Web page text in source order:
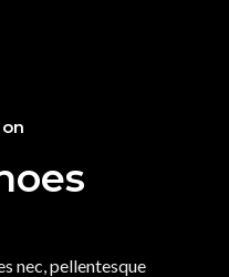
nec, pellentesque